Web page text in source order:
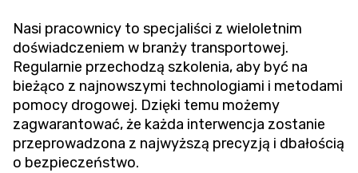
Nasi pracownicy to specjaliści z wieloletnim
doświadczeniem w branży transportowej.
Regularnie przechodzą szkolenia, aby być na
bieżąco z najnowszymi technologiami i metodami
pomocy drogowej. Dzięki temu możemy
zagwarantować, że każda interwencja zostanie
przeprowadzona z najwyższą precyzją i dbałością
o bezpieczeństwo.